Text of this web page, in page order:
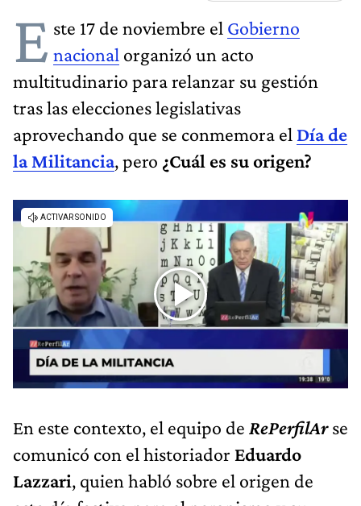
E ste 17 de noviembre el Gobierno
nacional organizó un acto
multitudinario para relanzar su gestión
tras las elecciones legislativas
aprovechando que se conmemora el Día de
la Militancia, pero ¿Cuál es su origen?
En este contexto, el equipo de RePerfilArse
comunicó con el historiador Eduardo
Lazzari, quien habló sobre el origen de